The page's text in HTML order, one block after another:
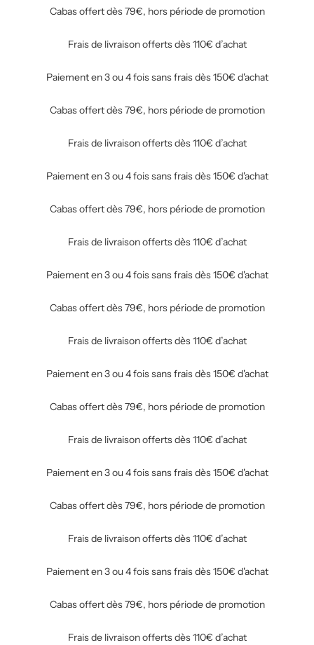
Cabas offert dès 79€, hors période de promotion
Frais de livraison offerts dès 110€ d’achat
Paiement en 3 ou 4 fois sans frais dès 150€ d'achat
Cabas offert dès 79€, hors période de promotion
Frais de livraison offerts dès 110€ d’achat
Paiement en 3 ou 4 fois sans frais dès 150€ d'achat
Cabas offert dès 79€, hors période de promotion
Frais de livraison offerts dès 110€ d’achat
Paiement en 3 ou 4 fois sans frais dès 150€ d'achat
Cabas offert dès 79€, hors période de promotion
Frais de livraison offerts dès 110€ d’achat
Paiement en 3 ou 4 fois sans frais dès 150€ d'achat
Cabas offert dès 79€, hors période de promotion
Frais de livraison offerts dès 110€ d’achat
Paiement en 3 ou 4 fois sans frais dès 150€ d'achat
Cabas offert dès 79€, hors période de promotion
Frais de livraison offerts dès 110€ d’achat
Paiement en 3 ou 4 fois sans frais dès 150€ d'achat
Cabas offert dès 79€, hors période de promotion
Frais de livraison offerts dès 110€ d’achat